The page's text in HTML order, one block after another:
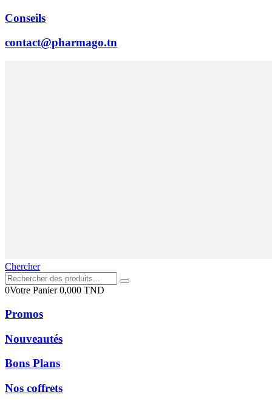
Conseils
contact@pharmago.tn
Chercher
0Votre Panier0,000 TND
Promos
Nouveautés
Bons Plans
Nos coffrets